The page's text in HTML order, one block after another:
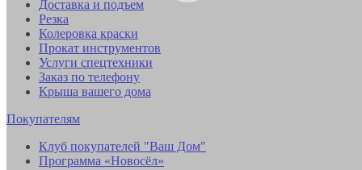
Доставка и подъем
Резка
Колеровка краски
Прокат инструментов
Услуги спецтехники
Заказ по телефону
Крыша вашего дома
Покупателям
Клуб покупателей "Ваш Дом"
Программа «Новосёл»